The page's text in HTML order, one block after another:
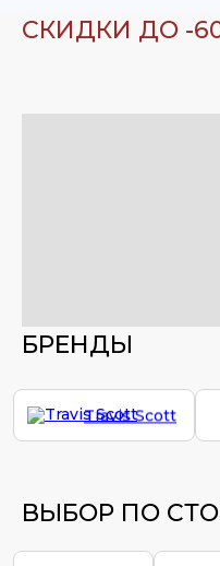
СКИДКИ ДО -
БРЕНДЫ
Travis Scott
ВЫБОР ПО